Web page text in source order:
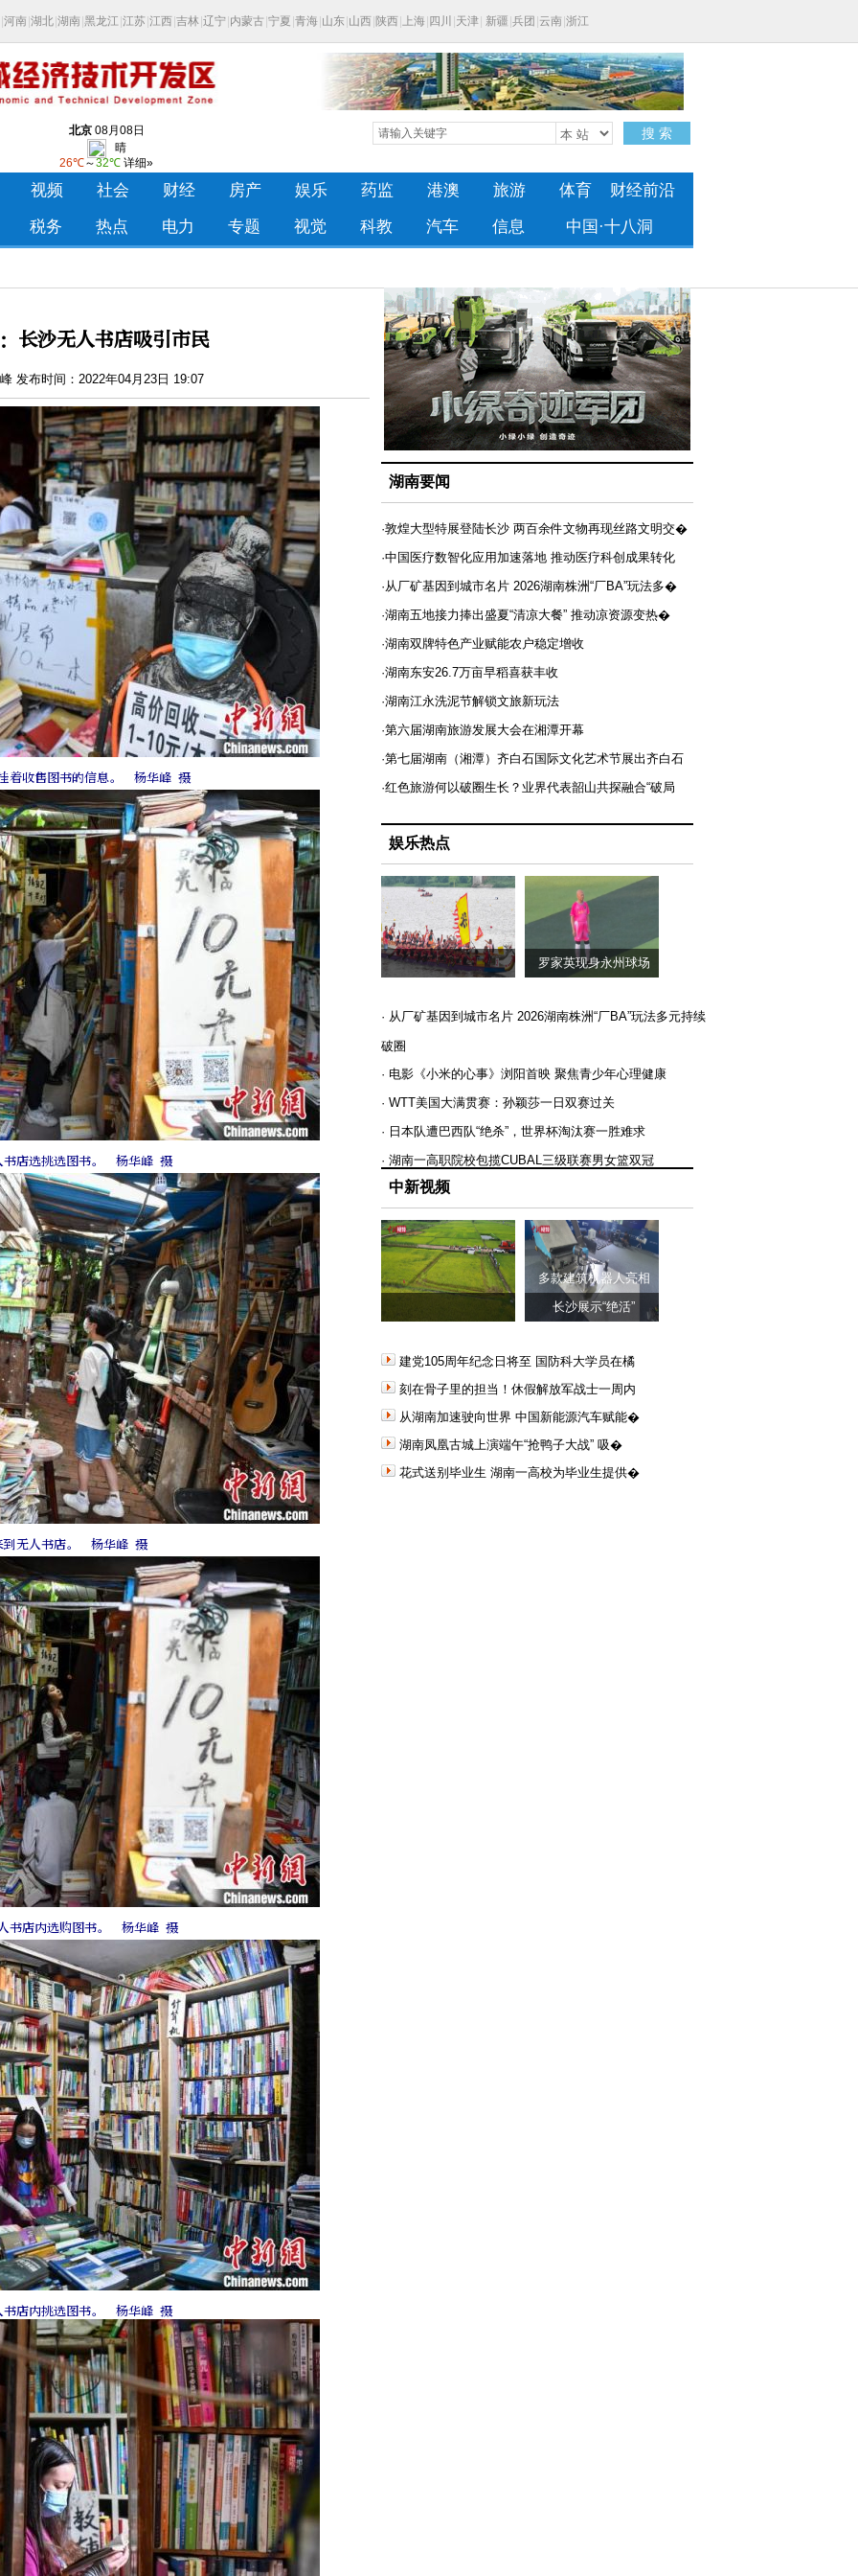
长沙无人书店吸引市民
发布时间：2022年04月23日 19:07
着收售图书的信息。 杨华峰 摄
书店选挑选图书。 杨华峰 摄
到无人书店。 杨华峰 摄
书店内选购图书。 杨华峰 摄
书店内挑选图书。 杨华峰 摄
湖南要闻
·敦煌大型特展登陆长沙 两百余件文物再现丝路文明交�
·中国医疗数智化应用加速落地 推动医疗科创成果转化
·从厂矿基因到城市名片 2026湖南株洲“厂BA”玩法多�
·湖南五地接力捧出盛夏“清凉大餐” 推动凉资源变热�
·湖南双牌特色产业赋能农户稳定增收
·湖南东安26.7万亩早稻喜获丰收
·湖南江永洗泥节解锁文旅新玩法
·第六届湖南旅游发展大会在湘潭开幕
·第七届湖南（湘潭）齐白石国际文化艺术节展出齐白石
·红色旅游何以破圈生长？业界代表韶山共探融合“破局
娱乐热点
罗家英现身永州球场
· 从厂矿基因到城市名片 2026湖南株洲“厂BA”玩法多元持续
破圈
· 电影《小米的心事》浏阳首映 聚焦青少年心理健康
· WTT美国大满贯赛：孙颖莎一日双赛过关
· 日本队遭巴西队“绝杀”，世界杯淘汰赛一胜难求
· 湖南一高职院校包揽CUBAL三级联赛男女篮双冠
中新视频
多款建筑机器人亮相
长沙展示“绝活”
建党105周年纪念日将至 国防科大学员在橘
刻在骨子里的担当！休假解放军战士一周内
从湖南加速驶向世界 中国新能源汽车赋能�
湖南凤凰古城上演端午“抢鸭子大战” 吸�
花式送别毕业生 湖南一高校为毕业生提供�